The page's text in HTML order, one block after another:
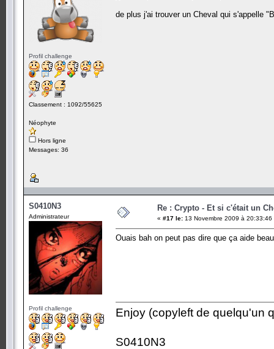
Profil challenge
Classement : 1092/55625
Néophyte
Hors ligne
Messages: 36
de plus j'ai trouver un Cheval qui s'appelle
S0410N3
Administrateur
Profil challenge
Re : Crypto - Et si c'était un
« #17 le: 13 Novembre 2009 à 20:33:46
Ouais bah on peut pas dire que ça aide
Enjoy (copyleft de quelqu'un
S0410N3